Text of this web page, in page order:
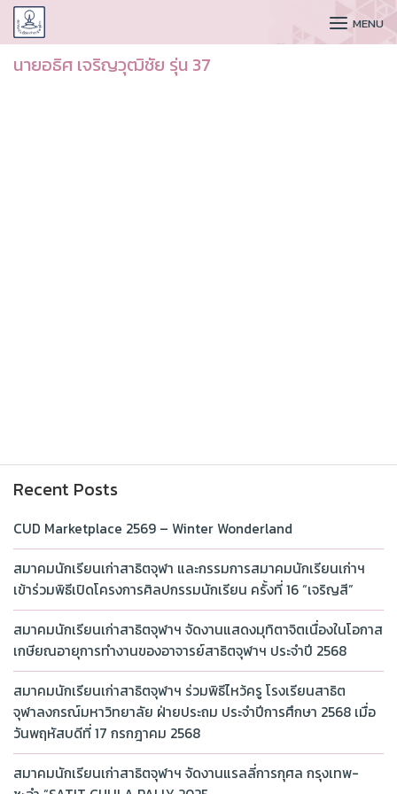
CUDAA MENU
นายอธิศ เจริญวุฒิชัย รุ่น 37
Recent Posts
CUD Marketplace 2569 – Winter Wonderland
สมาคมนักเรียนเก่าสาธิตจุฬา และกรรมการสมาคมนักเรียนเก่าฯ
เข้าร่วมพิธีเปิดโครงการศิลปกรรมนักเรียน ครั้งที่ 16 “เจริญสี”
สมาคมนักเรียนเก่าสาธิตจุฬาฯ จัดงานแสดงมุทิตาจิตเนื่องในโอกาส
เกษียณอายุการทำงานของอาจารย์สาธิตจุฬาฯ ประจำปี 2568
สมาคมนักเรียนเก่าสาธิตจุฬาฯ ร่วมพิธีไหว้ครู โรงเรียนสาธิต
จุฬาลงกรณ์มหาวิทยาลัย ฝ่ายประถม ประจำปีการศึกษา 2568 เมื่อ
วันพฤหัสบดีที่ 17 กรกฎาคม 2568
สมาคมนักเรียนเก่าสาธิตจุฬาฯ จัดงานแรลลี่การกุศล กรุงเทพ-